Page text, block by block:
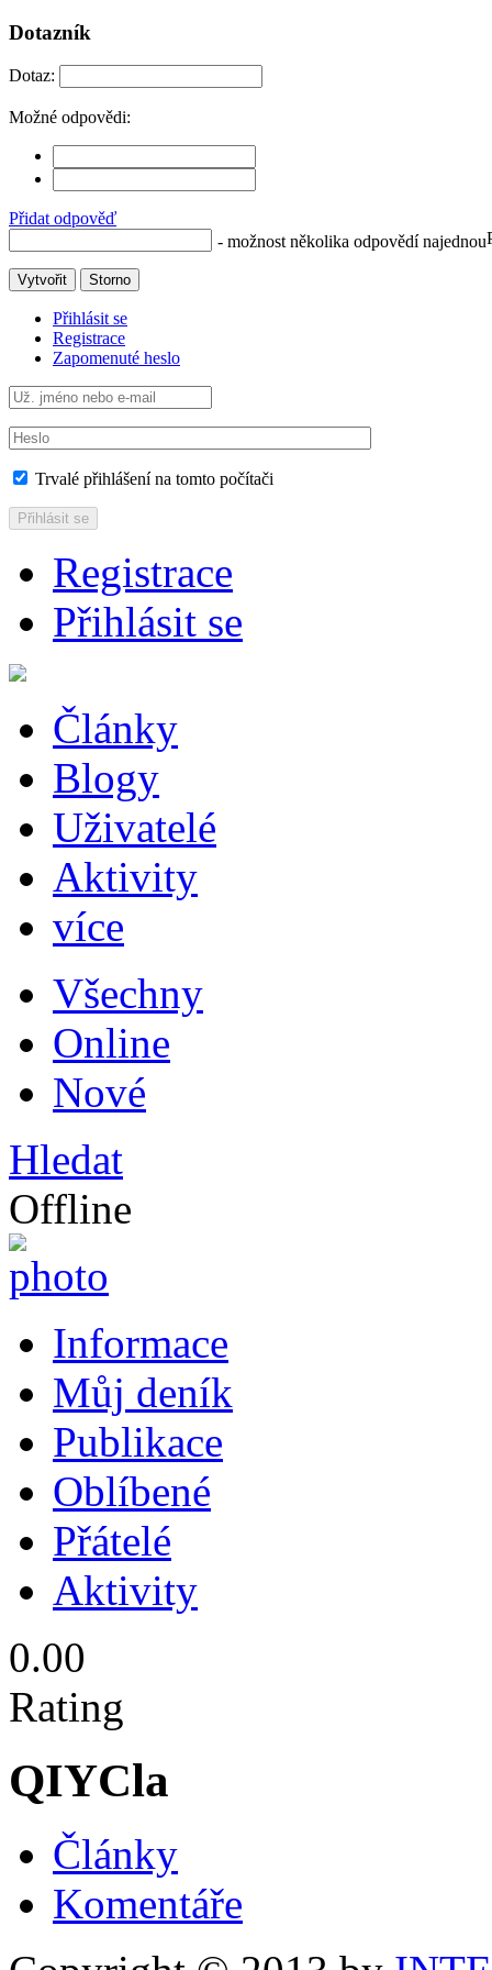
Dotazník
Dotaz:
Možné odpovědi:
Přidat odpověď
- možnost několika odpovědí najednou
Vytvořit Storno
Přihlásit se
Registrace
Zapomenuté heslo
Trvalé přihlášení na tomto počítači
Přihlásit se
Registrace
Přihlásit se
Články
Blogy
Uživatelé
Aktivity
více
Všechny
Online
Nové
Hledat
Offline
Informace
Můj deník
Publikace
Oblíbené
Přátelé
Aktivity
0.00
Rating
QIYCla
Články
Komentáře